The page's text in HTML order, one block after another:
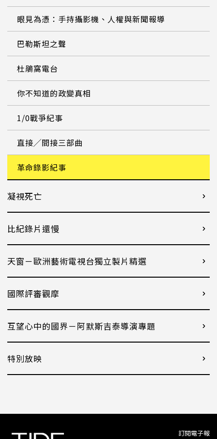
眼見為憑：手持攝影機、人權與新聞報導
巴勒斯坦之聲
杜鵑窩電台
你不知道的政變真相
1/0戰爭紀事
直接╱間接三部曲
革命錄影紀事
凝視死亡
比紀錄片還慢
天窗－歐洲藝術電視台獨立製片精選
國際評審觀摩
互望心中的國界－阿默斯吉泰導演專題
特別放映
訂閱電子報